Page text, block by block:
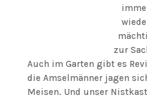
zur
Auch im Garten gibt es
die Amselmänner jagen
Meisen. Und unser